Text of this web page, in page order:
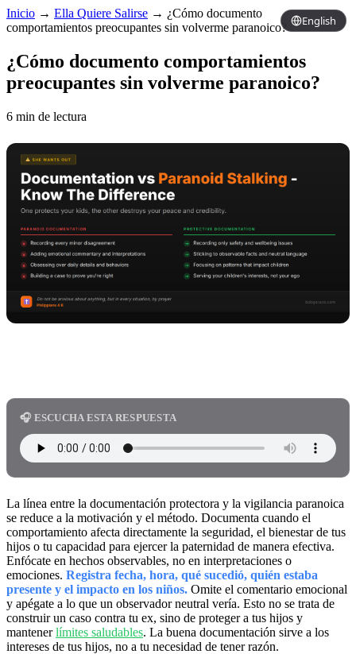
English
Inicio → Ella Quiere Salirse → ¿Cómo documento
comportamientos preocupantes sin volverme paranoico?
¿Cómo documento comportamientos
preocupantes sin volverme paranoico?
6 min de lectura
🎧 ESCUCHA ESTA RESPUESTA
La línea entre la documentación protectora y la vigilancia paranoica
se reduce a la motivación y el método. Documenta cuando el
comportamiento afecta directamente la seguridad, el bienestar de tus
hijos o tu capacidad para ejercer la paternidad de manera efectiva.
Enfócate en hechos observables, no en interpretaciones o
emociones. Registra fecha, hora, qué sucedió, quién estaba
presente y el impacto en los niños. Omite el comentario emocional
y apégate a lo que un observador neutral vería. Esto no se trata de
construir un caso contra tu ex, sino de proteger a tus hijos y
mantenerlímites saludables. La buena documentación sirve a los
intereses de tus hijos, no a tu necesidad de tener razón.